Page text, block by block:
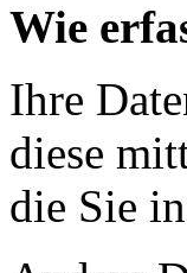
Wie
Ihre
diese
die Sie